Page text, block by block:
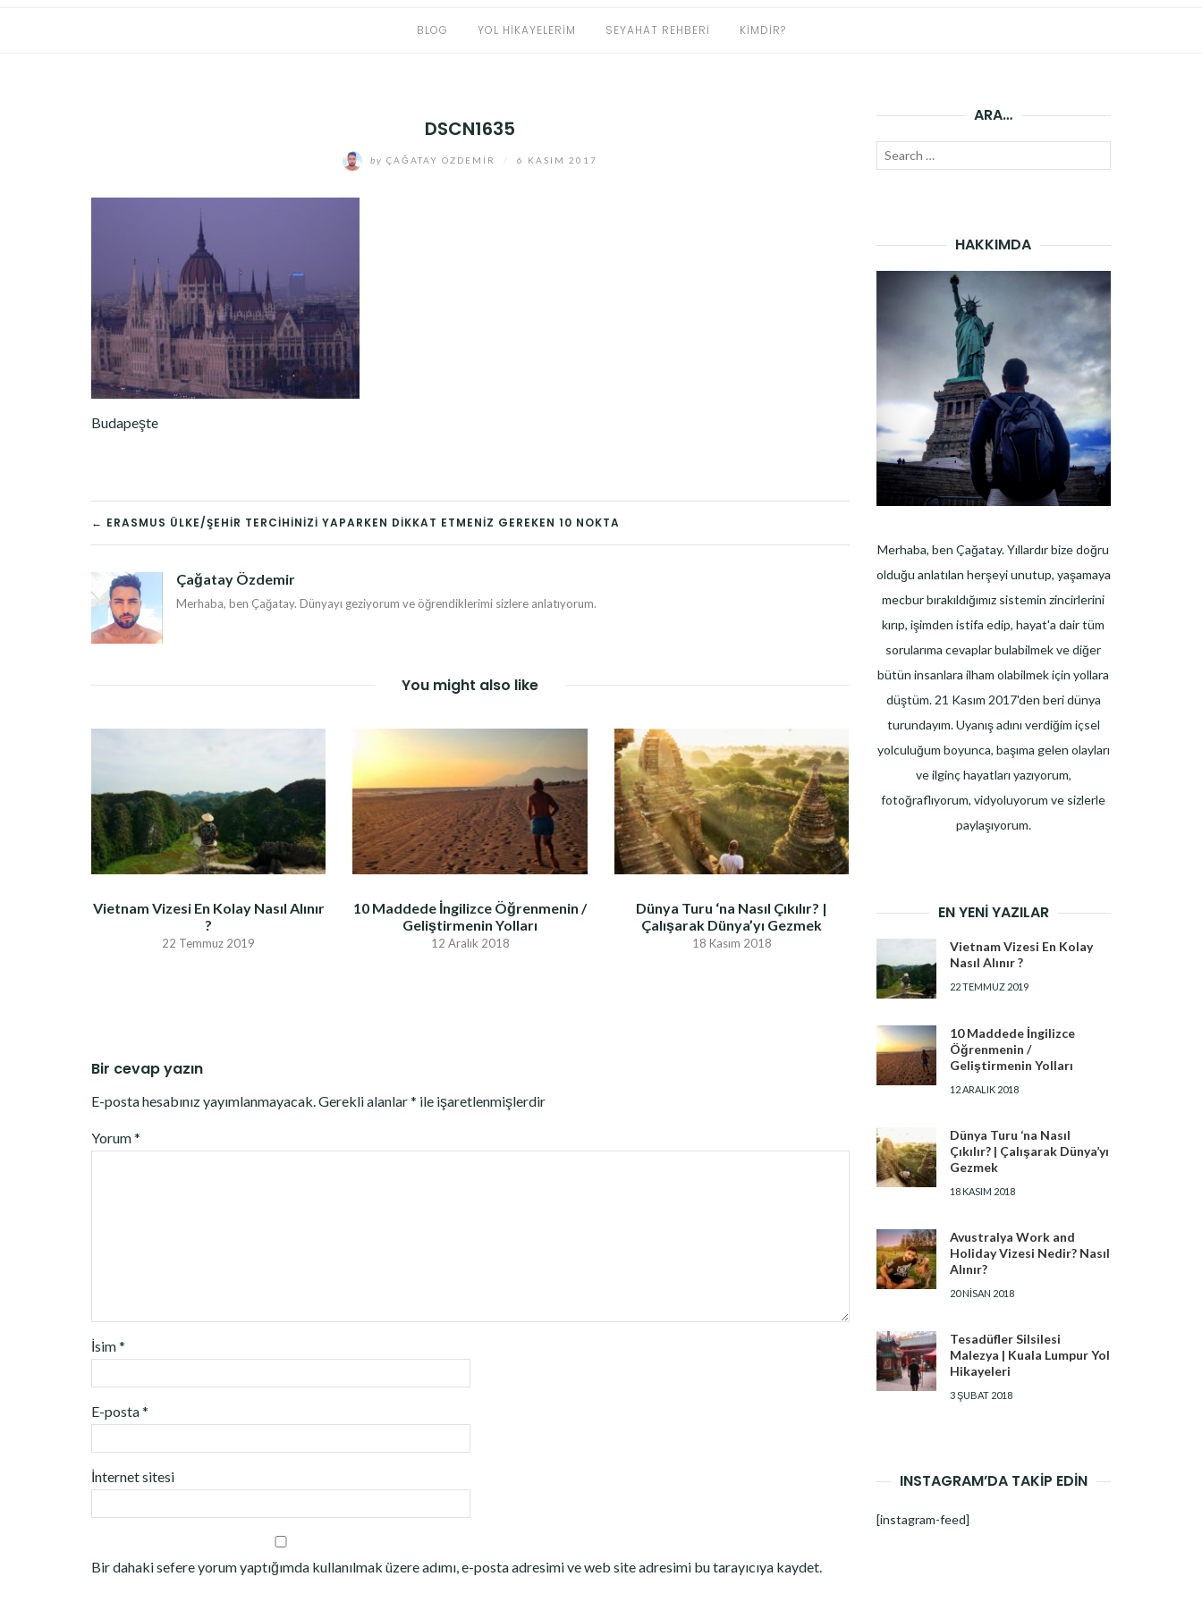
BLOG YOL HIKAYELERIM SEYAHAT REHBERI KIMDIR?
DSCN1635
by ÇAĞATAY ÖZDEMIR 6 KASIM 2017
Budapeşte
YAZI
DOLAŞIMI
← ERASMUS ÜLKE/ŞEHIR TERCIHINIZI YAPARKEN DIKKAT ETMENIZ GEREKEN 10 NOKTA
Çağatay Özdemir
Merhaba, ben Çağatay. Dünyayı geziyorum ve öğrendiklerimi sizlere anlatıyorum.
You might also like
Vietnam Vizesi En Kolay Nasıl Alınır
?
22 Temmuz 2019
10 Maddede İngilizce Öğrenmenin /
Geliştirmenin Yolları
12 Aralık 2018
Dünya Turu ‘na Nasıl Çıkılır? |
Çalışarak Dünya’yı Gezmek
18 Kasım 2018
Bir cevap yazın
E-posta hesabınız yayımlanmayacak.Gerekli alanlar* ile işaretlenmişlerdir
Yorum*
İsim*
E-posta*
İnternet sitesi
Bir dahaki sefere yorum yaptığımda kullanılmak üzere adımı, e-posta adresimi ve web site adresimi bu tarayıcıya kaydet.
ARA…
Search
HAKKIMDA
Merhaba, ben Çağatay. Yıllardır bize doğru
olduğu anlatılan herşeyi unutup, yaşamaya
mecbur bırakıldığımız sistemin zincirlerini
kırıp, işimden istifa edip, hayat'a dair tüm
sorularıma cevaplar bulabilmek ve diğer
bütün insanlara ilham olabilmek için yollara
düştüm. 21 Kasım 2017'den beri dünya
turundayım. Uyanış adını verdiğim içsel
yolculuğum boyunca, başıma gelen olayları
ve ilginç hayatları yazıyorum,
fotoğraflıyorum, vidyoluyorum ve sizlerle
paylaşıyorum.
EN YENI YAZILAR
Vietnam Vizesi En Kolay
Nasıl Alınır ?
22 TEMMUZ 2019
10 Maddede İngilizce
Öğrenmenin /
Geliştirmenin Yolları
12 ARALIK 2018
Dünya Turu ‘na Nasıl
Çıkılır? | Çalışarak Dünya’yı
Gezmek
18 KASIM 2018
Avustralya Work and
Holiday Vizesi Nedir? Nasıl
Alınır?
20 NISAN 2018
Tesadüfler Silsilesi
Malezya | Kuala Lumpur Yol
Hikayeleri
3 ŞUBAT 2018
INSTAGRAM’DA TAKİP EDİN
[instagram-feed]